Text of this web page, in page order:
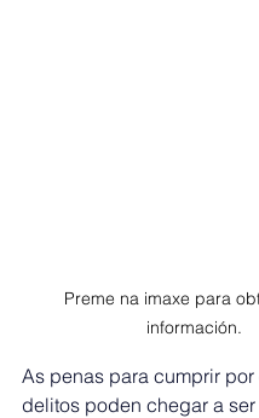
Preme na imaxe para
información.
As penas para cumprir
delitos poden chegar a